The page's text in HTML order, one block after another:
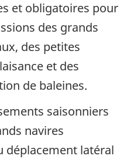
et obligatoires pour
des grands
des petites
et des
de baleines.
saisonniers
navires
déplacement latéral